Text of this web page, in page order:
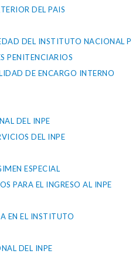
DEL PAIS
DEL INSTITUTO NACIONAL
PENITENCIARIOS
DE ENCARGO INTERNO
DEL INPE
DEL INPE
ESPECIAL
PARA EL INGRESO AL INPE
EN EL INSTITUTO
DEL INPE